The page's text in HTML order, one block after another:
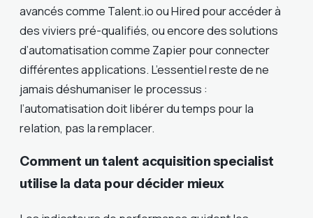
avancés comme Talent.io ou Hired pour accéder à
des viviers pré-qualifiés, ou encore des solutions
d’automatisation comme Zapier pour connecter
différentes applications. L’essentiel reste de ne
jamais déshumaniser le processus :
l’automatisation doit libérer du temps pour la
relation, pas la remplacer.
Comment un talent acquisition specialist
utilise la data pour décider mieux